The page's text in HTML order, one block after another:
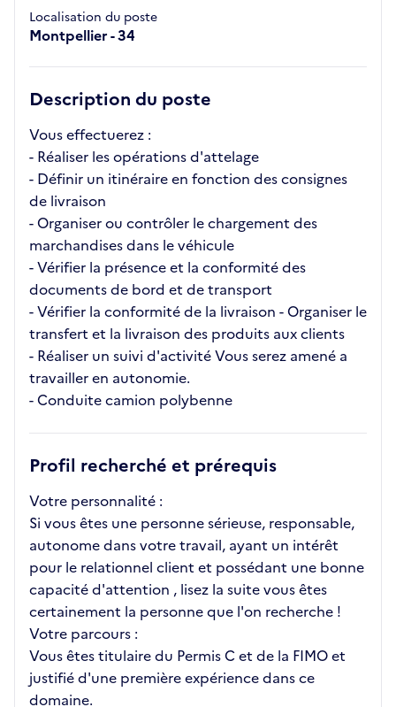
Localisation du poste
Montpellier - 34
Description du poste
Vous effectuerez :
- Réaliser les opérations d'attelage
- Définir un itinéraire en fonction des consignes
de livraison
- Organiser ou contrôler le chargement des
marchandises dans le véhicule
- Vérifier la présence et la conformité des
documents de bord et de transport
- Vérifier la conformité de la livraison - Organiser le
transfert et la livraison des produits aux clients
- Réaliser un suivi d'activité Vous serez amené a
travailler en autonomie.
- Conduite camion polybenne
Profil recherché et prérequis
Votre personnalité :
Si vous êtes une personne sérieuse, responsable,
autonome dans votre travail, ayant un intérêt
pour le relationnel client et possédant une bonne
capacité d'attention , lisez la suite vous êtes
certainement la personne que l'on recherche !
Votre parcours :
Vous êtes titulaire du Permis C et de la FIMO et
justifié d'une première expérience dans ce
domaine.